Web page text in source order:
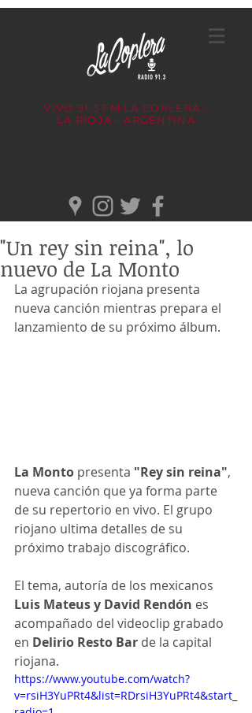
VIVO 91.3 FM LA COPLERA -
LA RIOJA - ARGENTINA
"Un rey sin reina", lo
nuevo de La Monto
La agrupación riojana presenta
nueva canción mientras prepara el
lanzamiento de su próximo álbum.
La Monto presenta "Rey sin reina",
nueva canción que ya forma parte
de su repertorio en vivo. El grupo
riojano ultima detalles de su
próximo trabajo discográfico.
El tema, autoría de los mexicanos
Luis Mateus y David Rendón es
acompañado del videoclip grabado
en Delirio Resto Bar de la capital
riojana.
https://www.youtube.com/watch?
v=rsiH3YuPRt4&list=RDrsiH3YuPRt4&start_